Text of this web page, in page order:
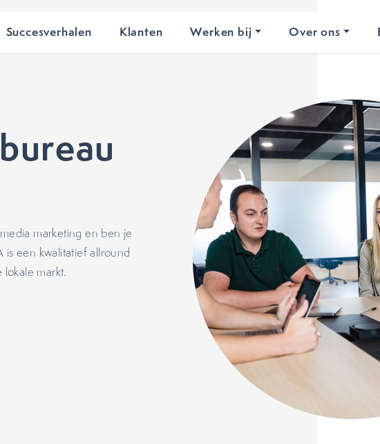
Succesverhalen Klanten Werken bij Over ons
marketing en ben je
een kwalitatief allround
markt.